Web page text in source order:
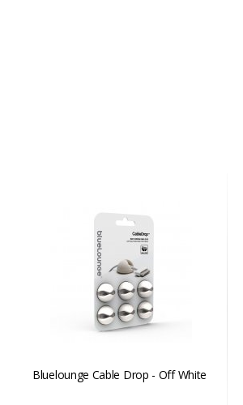
Bluelounge Cable Drop - Off White